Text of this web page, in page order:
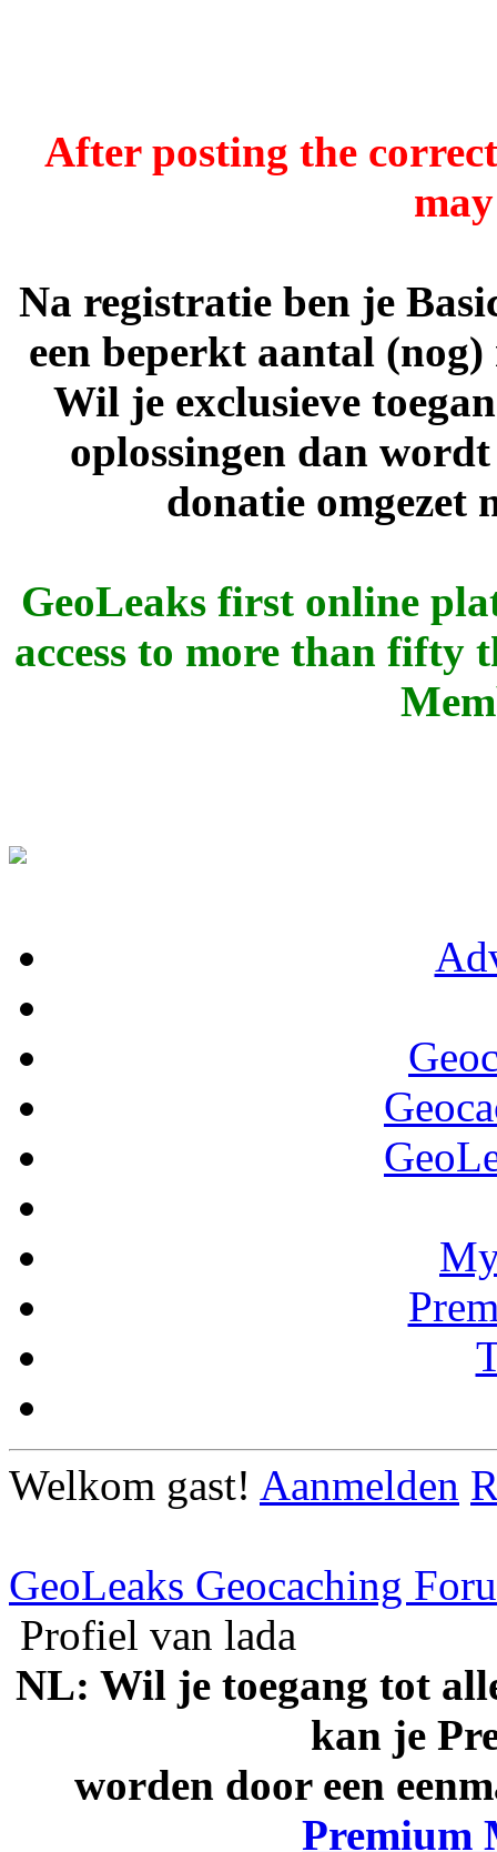
After posting the
Na registratie ben je
een beperkt aantal (nog)
Wil je exclusieve
oplossingen dan
donatie omgezet
GeoLeaks first online
access to more than fifty
Welkom gast! Aanmelden
GeoLeaks Geocaching
Profiel van lada
NL: Wil je toegang tot
kan je
worden door een
Premium